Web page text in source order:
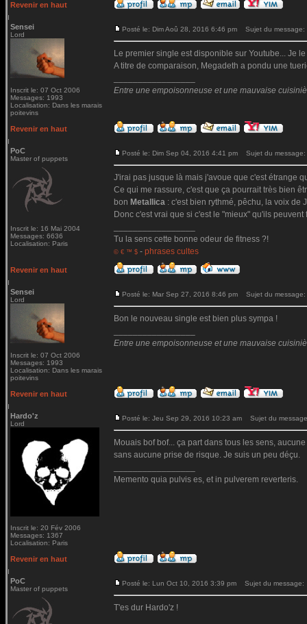
Revenir en haut
Sensei
Lord
Inscrit le: 07 Oct 2006
Messages: 1993
Localisation: Dans les marais
poitevins
Posté le: Dim Aoû 28, 2016 6:46 pm Sujet du message:
Le premier single est disponible sur Youtube... Je
A titre de comparaison, Megadeth a pondu une
Entre une empoisonneuse et une mauvaise
Revenir en haut
PoC
Master of puppets
Inscrit le: 16 Mai 2004
Messages: 6636
Localisation: Paris
Posté le: Dim Sep 04, 2016 4:41 pm Sujet du message:
J'irai pas jusque là mais j'avoue que c'est étrange
Ce qui me rassure, c'est que ça pourrait très bien
bon Metallica : c'est bien rythmé, pêchu, la voix de
Donc c'est vrai que si c'est le "mieux" qu'ils
Tu la sens cette bonne odeur de fitness ?!
© € ™ $ - phrases cultes
Revenir en haut
Sensei
Lord
Inscrit le: 07 Oct 2006
Messages: 1993
Localisation: Dans les marais
poitevins
Posté le: Mar Sep 27, 2016 8:46 pm Sujet du message:
Bon le nouveau single est bien plus sympa !
Entre une empoisonneuse et une mauvaise
Revenir en haut
Hardo'z
Lord
Inscrit le: 20 Fév 2006
Messages: 1367
Localisation: Paris
Posté le: Jeu Sep 29, 2016 10:23 am Sujet du
Mouais bof bof... ça part dans tous les sens,
sans aucune prise de risque. Je suis un peu déçu.
Memento quia pulvis es, et in pulverem reverteris.
Revenir en haut
PoC
Master of puppets
Posté le: Lun Oct 10, 2016 3:39 pm Sujet du message:
T'es dur Hardo'z !